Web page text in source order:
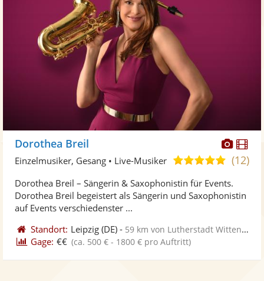
Dorothea Breil
5,0
5
(12)
Einzelmusiker, Gesang • Live-Musiker
Dorothea Breil – Sängerin & Saxophonistin für Events.
Dorothea Breil begeistert als Sängerin und Saxophonistin
auf Events verschiedenster ...
Standort: Leipzig (DE) - 59 km von Lutherstadt Wittenberg
Gage: €€ (ca. 500 € - 1800 € pro Auftritt)